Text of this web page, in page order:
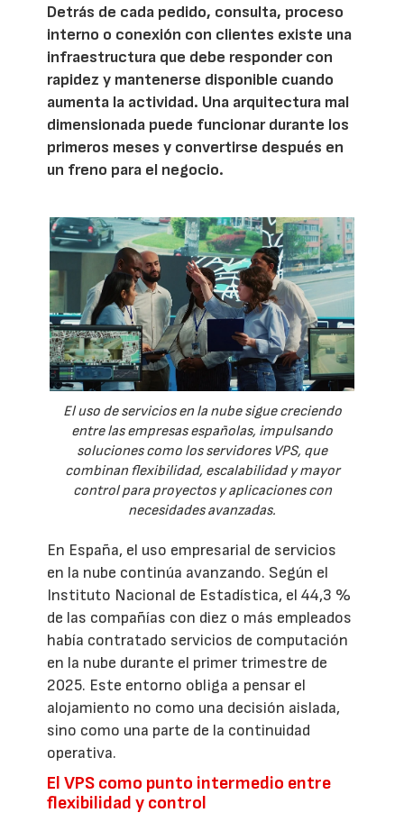
Detrás de cada pedido, consulta, proceso
interno o conexión con clientes existe una
infraestructura que debe responder con
rapidez y mantenerse disponible cuando
aumenta la actividad. Una arquitectura mal
dimensionada puede funcionar durante los
primeros meses y convertirse después en
un freno para el negocio.
El uso de servicios en la nube sigue creciendo
entre las empresas españolas, impulsando
soluciones como los servidores VPS, que
combinan flexibilidad, escalabilidad y mayor
control para proyectos y aplicaciones con
necesidades avanzadas.
En España, el uso empresarial de servicios
en la nube continúa avanzando. Según el
Instituto Nacional de Estadística, el 44,3 %
de las compañías con diez o más empleados
había contratado servicios de computación
en la nube durante el primer trimestre de
2025. Este entorno obliga a pensar el
alojamiento no como una decisión aislada,
sino como una parte de la continuidad
operativa.
El VPS como punto intermedio entre
flexibilidad y control